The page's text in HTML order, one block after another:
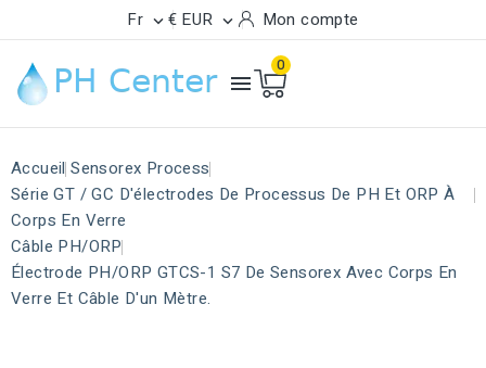
Fr  € EUR  Mon compte

0
Accueil Sensorex Process
Série GT / GC D'électrodes De Processus De PH Et ORP À
Corps En Verre
Câble PH/ORP
Électrode PH/ORP GTCS-1 S7 De Sensorex Avec Corps En
Verre Et Câble D'un Mètre.